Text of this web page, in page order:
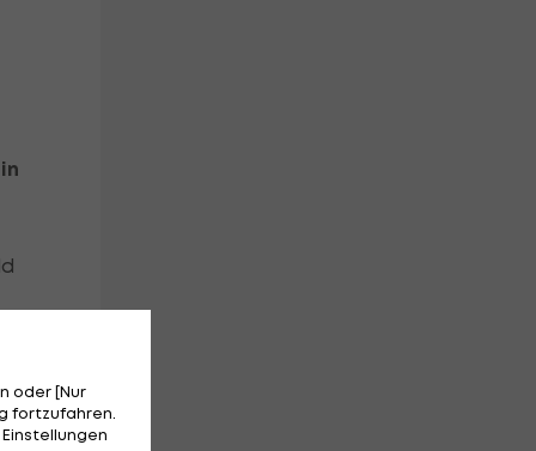
oder [Nur
fortzufahren.